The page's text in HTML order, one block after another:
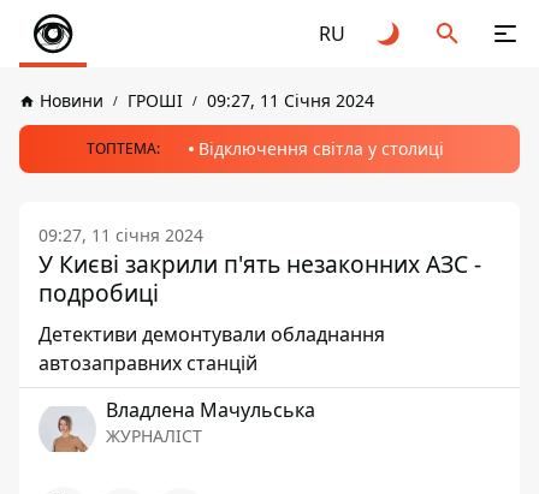
RU
Новини ГРОШІ 09:27, 11 Січня 2024
ТОПТЕМА: Відключення світла у столиці
09:27, 11 січня 2024
У Києві закрили п'ять незаконних АЗС -
подробиці
Детективи демонтували обладнання
автозаправних станцій
Владлена Мачульська
ЖУРНАЛІСТ